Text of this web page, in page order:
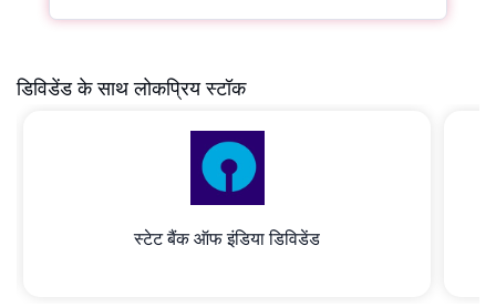
डिविडेंड के साथ लोकप्रिय स्टॉक
स्टेट बैंक ऑफ इंडिया डिविडेंड